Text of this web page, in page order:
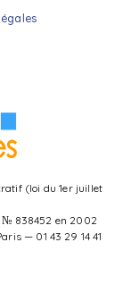
(loi du 1er juillet
№ 838452 en 2002
— 01 43 29 14 41